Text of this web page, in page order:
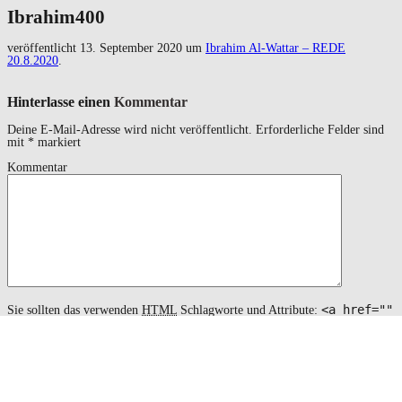
Ibrahim400
veröffentlicht 13. September 2020 um Ibrahim Al-Wattar – REDE
20.8.2020.
Hinterlasse einen Kommentar
Deine E-Mail-Adresse wird nicht veröffentlicht. Erforderliche Felder sind
mit * markiert
Kommentar
Sie sollten das verwenden HTML Schlagworte und Attribute: <a href=""